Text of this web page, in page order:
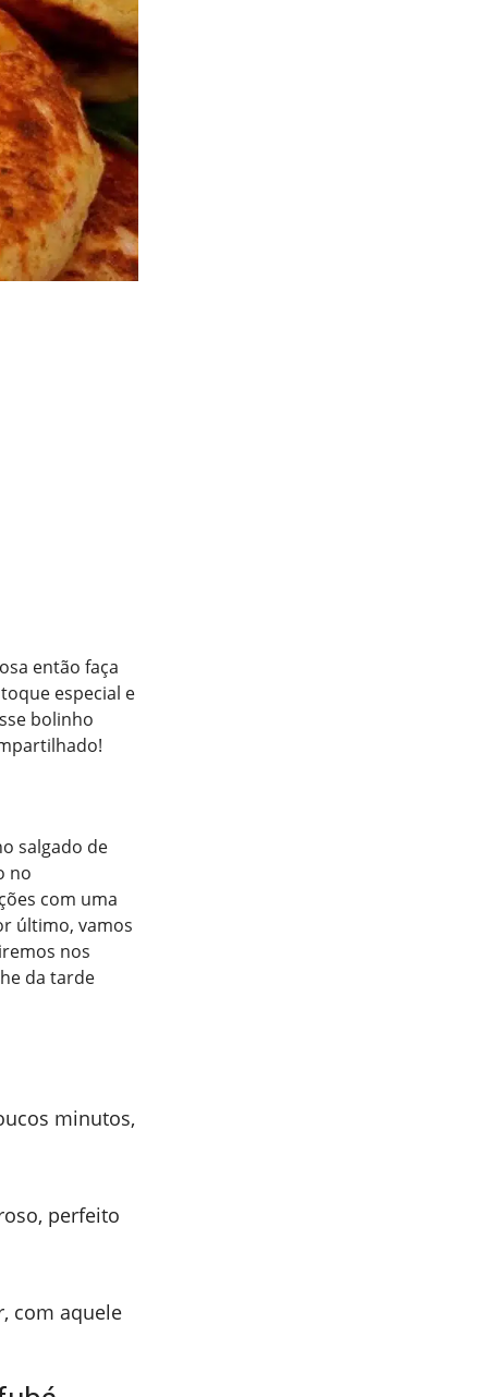
então faça
especial e
bolinho
salgado de
no
com uma
último, vamos
nos
da tarde
minutos,
perfeito
com aquele